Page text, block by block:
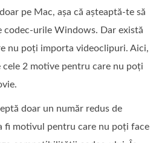
pe Mac, așa că așteaptă-te să
urile Windows. Dar există
nu poți importa videoclipuri. Aici,
2 motive pentru care nu poți
doar un număr redus de
fi motivul pentru care nu poți face